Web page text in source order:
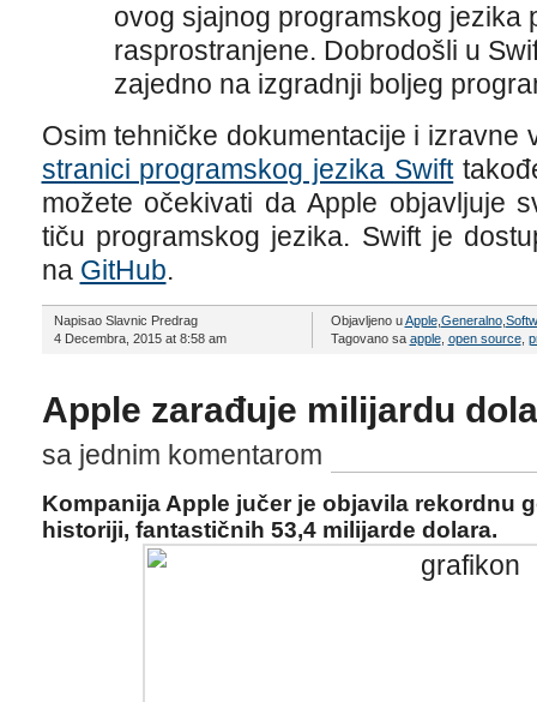
ovog sjajnog programskog jezika
rasprostranjene. Dobrodošli u
zajedno na izgradnji boljeg
Osim tehničke dokumentacije i
stranici programskog jezika Swift
možete očekivati da Apple objavljuje
tiču programskog jezika. Swift je
na GitHub.
Napisao Slavnic Predrag
4 Decembra, 2015 at 8:58 am
Objavljeno uApple, Generalno,
Tagovano sa apple, open source,
Apple zarađuje milijardu
sa jednim komentarom
Kompanija Apple jučer je objavila rekordnu
historiji, fantastičnih 53,4 milijarde dolara.